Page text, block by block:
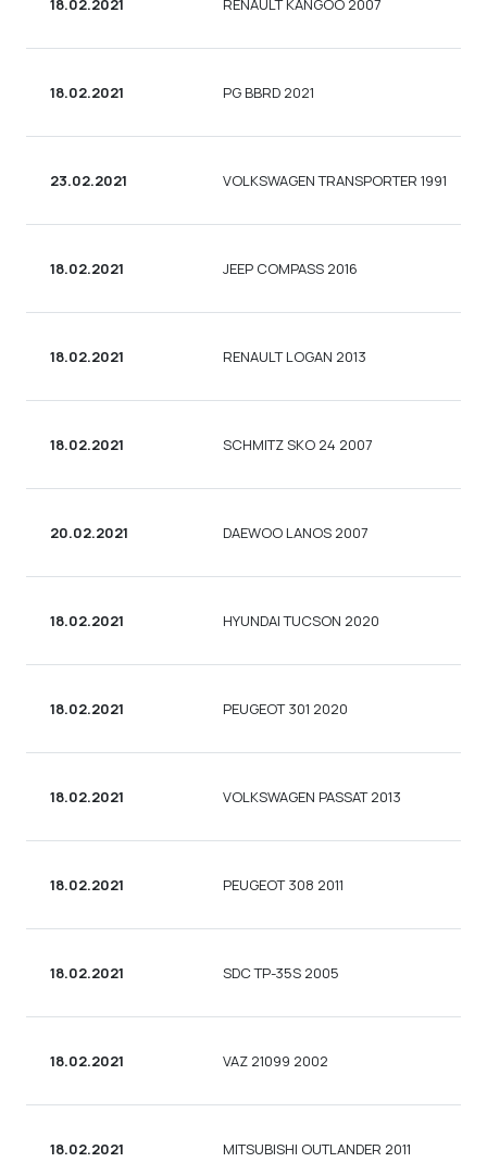
18.02.2021 RENAULT KANGOO 2007
18.02.2021 PG BBRD 2021
23.02.2021 VOLKSWAGEN TRANSPORTER 1991
18.02.2021 JEEP COMPASS 2016
18.02.2021 RENAULT LOGAN 2013
18.02.2021 SCHMITZ SKO 24 2007
20.02.2021 DAEWOO LANOS 2007
18.02.2021 HYUNDAI TUCSON 2020
18.02.2021 PEUGEOT 301 2020
18.02.2021 VOLKSWAGEN PASSAT 2013
18.02.2021 PEUGEOT 308 2011
18.02.2021 SDC TP-35S 2005
18.02.2021 VAZ 21099 2002
18.02.2021 MITSUBISHI OUTLANDER 2011